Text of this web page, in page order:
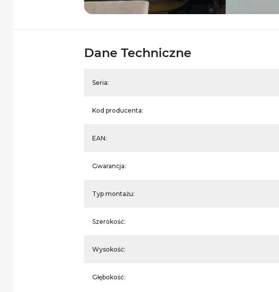
Dane Techniczne
Seria:
Kod producenta:
EAN:
Gwarancja:
Typ montażu:
Szerokość:
Wysokość:
Głębokość: